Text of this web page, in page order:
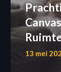
13 mei